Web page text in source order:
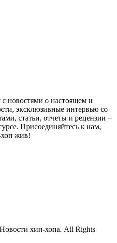
новостями о настоящем и
эксклюзивные интервью со
статьи, отчеты и рецензии –
Присоединяйтесь к нам,
жив!
хип-хопа. All Rights